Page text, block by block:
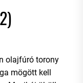
olajfúró torony
mögött kell